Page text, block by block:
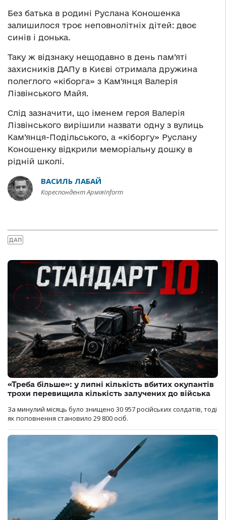
Без батька в родині Руслана Коношенка
залишилося троє неповнолітніх дітей: двоє
синів і донька.
Таку ж відзнаку нещодавно в день пам’яті
захисників ДАПу в Києві отримала дружина
полеглого «кіборга» з Кам’янця Валерія
Лізвінського Майя.
Слід зазначити, що іменем героя Валерія
Лізвінського вирішили назвати одну з вулиць
Кам’янця-Подільського, а «кіборгу» Руслану
Коношенку відкрили меморіальну дошку в
рідній школі.
ВАСИЛЬ ЛАБАЙ
Кореспондент АрміяInform
ДАП
«Треба більше»: у липні кількість вбитих окупантів
трохи перевищила кількість залучених до війська
За минулий місяць було знищено 30 957 російських солдатів, тоді
як поповнення становило 29 800 осіб.